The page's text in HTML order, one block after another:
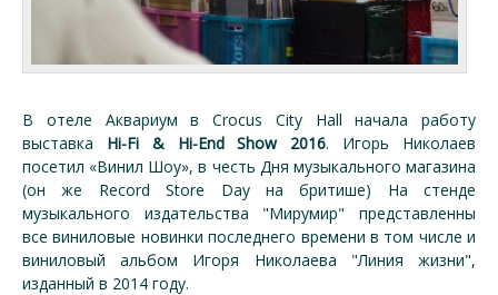
В отеле Аквариум в Crocus City Hall начала работу
выставка Hi-Fi & Hi-End Show 2016. Игорь Николаев
посетил «Винил Шоу», в честь Дня музыкального магазина
(он же Record Store Day на бритише) На стенде
музыкального издательства "Мирумир" представленны
все виниловые новинки последнего времени в том числе и
виниловый альбом Игоря Николаева "Линия жизни",
изданный в 2014 году.